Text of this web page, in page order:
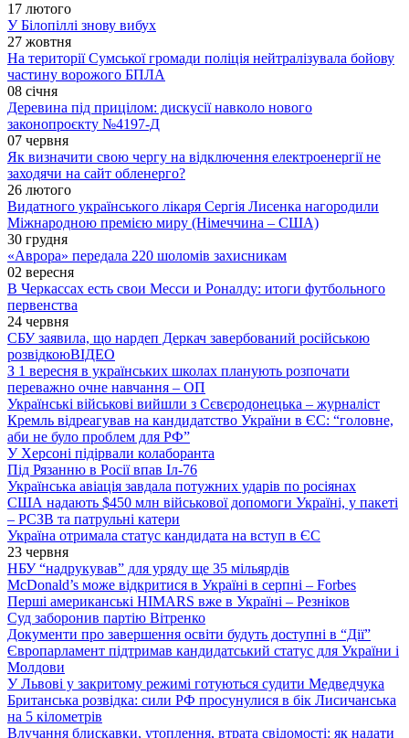
17 лютого
У Білопіллі знову вибух
27 жовтня
На території Сумської громади поліція нейтралізувала бойову
частину ворожого БПЛА
08 січня
Деревина під прицілом: дискусії навколо нового
законопроєкту №4197-Д
07 червня
Як визначити свою чергу на відключення електроенергії не
заходячи на сайт обленерго?
26 лютого
Видатного українського лікаря Сергія Лисенка нагородили
Міжнародною премією миру (Німеччина – США)
30 грудня
«Аврора» передала 220 шоломів захисникам
02 вересня
В Черкассах есть свои Месси и Роналду: итоги футбольного
первенства
24 червня
СБУ заявила, що нардеп Деркач завербований російською
розвідкоюВІДЕО
З 1 вересня в українських школах планують розпочати
переважно очне навчання – ОП
Українські військові вийшли з Сєвєродонецька – журналіст
Кремль відреагував на кандидатство України в ЄС: “головне,
аби не було проблем для РФ”
У Херсоні підірвали колаборанта
Під Рязанню в Росії впав Іл-76
Українська авіація завдала потужних ударів по росіянах
США надають $450 млн військової допомоги Україні, у пакеті
– РСЗВ та патрульні катери
Україна отримала статус кандидата на вступ в ЄС
23 червня
НБУ “надрукував” для уряду ще 35 мільярдів
McDonald’s може відкритися в Україні в серпні – Forbes
Перші американські HIMARS вже в Україні – Резніков
Суд заборонив партію Вітренко
Документи про завершення освіти будуть доступні в “Дії”
Європарламент підтримав кандидатський статус для України і
Молдови
У Львові у закритому режимі готуються судити Медведчука
Британська розвідка: сили РФ просунулися в бік Лисичанська
на 5 кілометрів
Влучання блискавки, утоплення, втрата свідомості: як надати